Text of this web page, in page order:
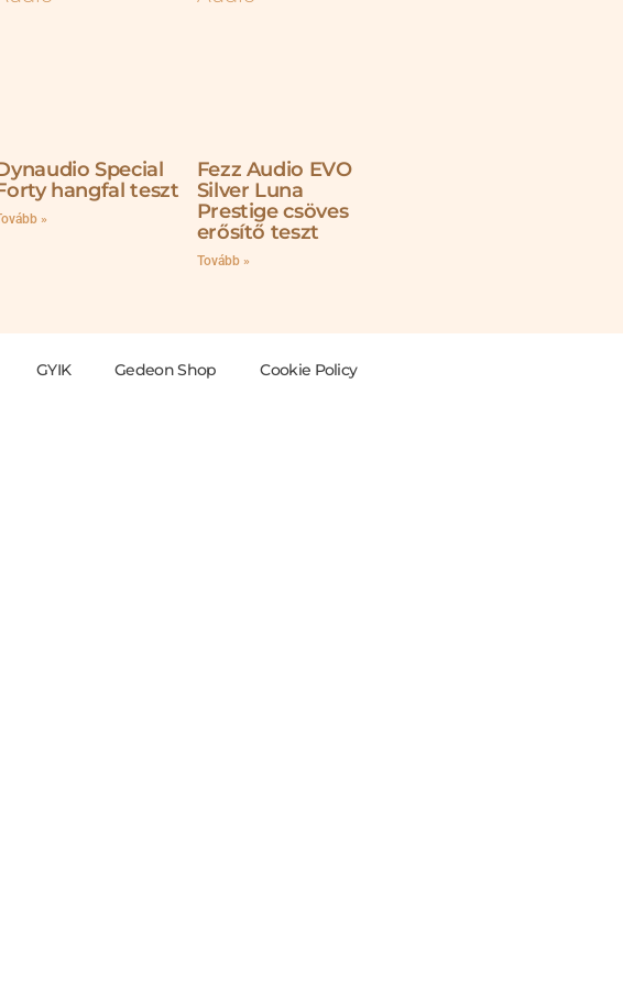
Special
hangfal teszt
»
Fezz Audio EVO
Silver Luna
Prestige csöves
erősítő teszt
Tovább »
GYIK Gedeon Shop Cookie Policy